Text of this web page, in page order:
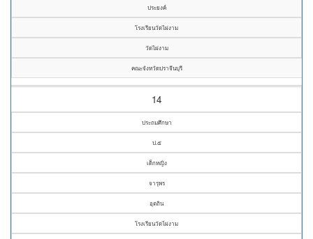
ประยงค์
โรงเรียนวัดไผ่งาม
วัดไผ่งาม
คณะจังหวัดปราจีนบุรี
14
ประถมศึกษา
ป.๕
เด็กหญิง
จารุพร
อุตถิน
โรงเรียนวัดไผ่งาม